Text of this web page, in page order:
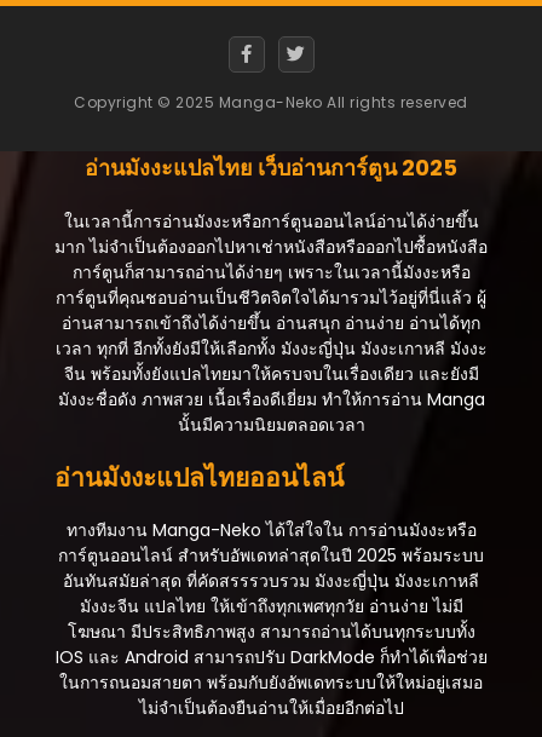
ตอนที่ 36
กุมภาพันธ์ 15, 2026
ตอนที่ 34
ตอนที่ 33
กุมภาพันธ์ 15, 2026
ตอนที่ 32
กุมภาพันธ์ 15, 2026
ตอนที่ 31
กุมภาพันธ์ 15, 2026
กุมภาพันธ์ 15, 2026
ตอนที่ 29
กุมภาพันธ์ 15, 2026
ตอนที่ 28
กุมภาพันธ์ 15, 2026
ตอนที่ 27
กุมภาพันธ์ 15, 2026
Copyright © 2025 Manga-Neko All rights reserved
อ่านมังงะแปลไทย เว็บอ่านการ์ตูน 2025
ในเวลานี้การอ่านมังงะหรือการ์ตูนออนไลน์อ่านได้ง่ายขึ้น
มาก ไม่จำเป็นต้องออกไปหาเช่าหนังสือหรือออกไปซื้อหนังสือ
การ์ตูนก็สามารถอ่านได้ง่ายๆ เพราะในเวลานี้มังงะหรือ
การ์ตูนที่คุณชอบอ่านเป็นชีวิตจิตใจได้มารวมไว้อยู่ที่นี่แล้ว ผู้
อ่านสามารถเข้าถึงได้ง่ายขึ้น อ่านสนุก อ่านง่าย อ่านได้ทุก
เวลา ทุกที่ อีกทั้งยังมีให้เลือกทั้ง มังงะญี่ปุ่น มังงะเกาหลี มังงะ
จีน พร้อมทั้งยังแปลไทยมาให้ครบจบในเรื่องเดียว และยังมี
มังงะชื่อดัง ภาพสวย เนื้อเรื่องดีเยี่ยม ทำให้การอ่าน Manga
นั้นมีความนิยมตลอดเวลา
อ่านมังงะแปลไทยออนไลน์
ทางทีมงาน Manga-Neko ได้ใส่ใจใน การอ่านมังงะหรือ
การ์ตูนออนไลน์ สำหรับอัพเดทล่าสุดในปี 2025 พร้อมระบบ
อันทันสมัยล่าสุด ที่คัดสรรรวบรวม มังงะญี่ปุ่น มังงะเกาหลี
มังงะจีน แปลไทย ให้เข้าถึงทุกเพศทุกวัย อ่านง่าย ไม่มี
โฆษณา มีประสิทธิภาพสูง สามารถอ่านได้บนทุกระบบทั้ง
IOS และ Android สามารถปรับ DarkMode ก็ทำได้เพื่อช่วย
ในการถนอมสายตา พร้อมกับยังอัพเดทระบบให้ใหม่อยู่เสมอ
ไม่จำเป็นต้องยืนอ่านให้เมื่อยอีกต่อไป